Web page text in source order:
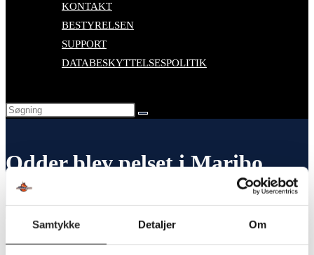
Samtykke Detaljer Om
KONTAKT
BESTYRELSEN
SUPPORT
DATABESKYTTELSESPOLITIK
Odder blev pelset i Maribo
Odder blev pelset i Maribo